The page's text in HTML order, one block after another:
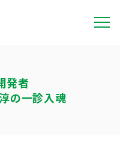
発者
の一診入魂